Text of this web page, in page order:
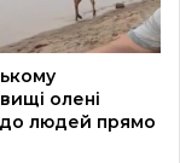
олені
людей прямо